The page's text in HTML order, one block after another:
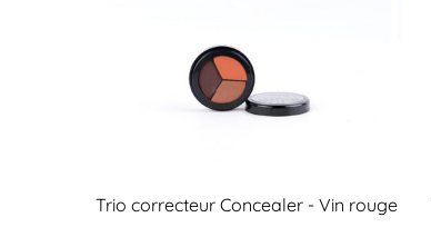
Trio correcteur Concealer - Vin rouge